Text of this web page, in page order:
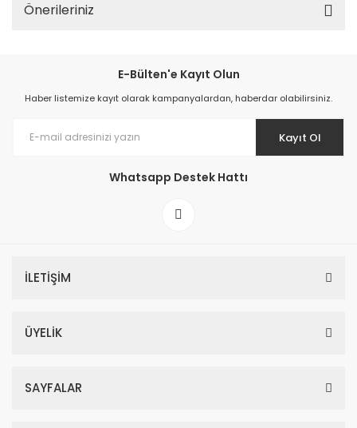
Önerileriniz
E-Bülten'e Kayıt Olun
Haber listemize kayıt olarak kampanyalardan, haberdar olabilirsiniz.
Kayıt Ol
Whatsapp Destek Hattı
İLETİŞİM
ÜYELİK
SAYFALAR